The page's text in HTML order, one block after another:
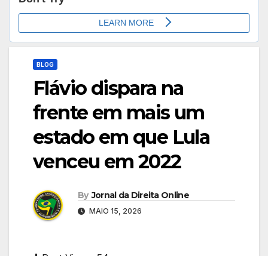
BLOG
Flávio dispara na
frente em mais um
estado em que Lula
venceu em 2022
By Jornal da Direita Online
MAIO 15, 2026